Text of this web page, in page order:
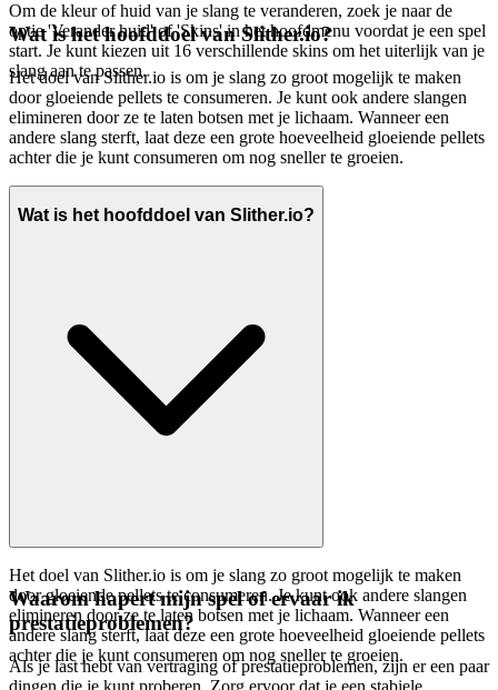
Om de kleur of huid van je slang te veranderen, zoek je naar de
optie 'Verander huid' of 'Skins' in het hoofdmenu voordat je een spel
start. Je kunt kiezen uit 16 verschillende skins om het uiterlijk van je
slang aan te passen.
Wat is het hoofddoel van Slither.io?
Het doel van Slither.io is om je slang zo groot mogelijk te maken
door gloeiende pellets te consumeren. Je kunt ook andere slangen
elimineren door ze te laten botsen met je lichaam. Wanneer een
andere slang sterft, laat deze een grote hoeveelheid gloeiende pellets
achter die je kunt consumeren om nog sneller te groeien.
Wat is het hoofddoel van Slither.io?
Het doel van Slither.io is om je slang zo groot mogelijk te maken
door gloeiende pellets te consumeren. Je kunt ook andere slangen
elimineren door ze te laten botsen met je lichaam. Wanneer een
andere slang sterft, laat deze een grote hoeveelheid gloeiende pellets
achter die je kunt consumeren om nog sneller te groeien.
Waarom hapert mijn spel of ervaar ik
prestatieproblemen?
Als je last hebt van vertraging of prestatieproblemen, zijn er een paar
dingen die je kunt proberen. Zorg ervoor dat je een stabiele